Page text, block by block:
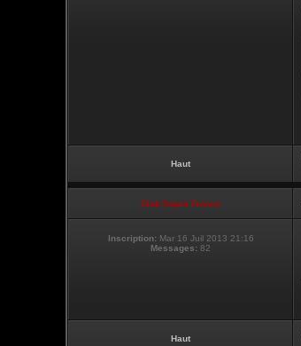
Haut
Club Supra France
Inscription: Mar 16 Juil 2013 21:16
Messages: 82
Haut